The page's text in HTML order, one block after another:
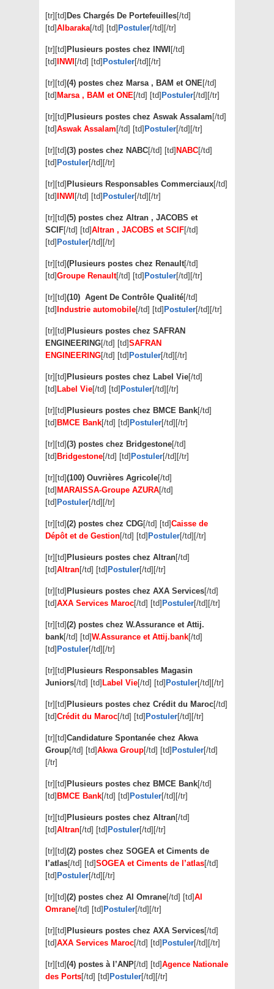
[tr][td] Des Chargés De Portefeuilles[/td]
[td]Albaraka[/td] [td] Postuler[/td][/tr]
[tr][td] Plusieurs postes chez INWI [/td]
[td] INWI [/td] [td] Postuler[/td][/tr]
[tr][td](4) postes chez Marsa , BAM et ONE[/td]
[td] Marsa , BAM et ONE[/td] [td] Postuler[/td][/tr]
[tr][td] Plusieurs postes chez Aswak Assalam [/td]
[td]Aswak Assalam [/td] [td] Postuler[/td][/tr]
[tr][td](3) postes chez NABC[/td] [td] NABC[/td]
[td] Postuler[/td][/tr]
[tr][td] Plusieurs Responsables Commerciaux[/td]
[td] INWI [/td] [td] Postuler[/td][/tr]
[tr][td](5) postes chez Altran , JACOBS et
SCIF[/td] [td]Altran , JACOBS et SCIF[/td]
[td] Postuler[/td][/tr]
[tr][td](Plusieurs postes chez Renault[/td]
[td]Groupe Renault[/td] [td] Postuler[/td][/tr]
[tr][td](10) Agent De Contrôle Qualité[/td]
[td] Industrie automobile[/td] [td] Postuler[/td][/tr]
[tr][td] Plusieurs postes chez SAFRAN
ENGINEERING[/td] [td]SAFRAN
ENGINEERING[/td] [td] Postuler[/td][/tr]
[tr][td] Plusieurs postes chez Label Vie[/td]
[td] Label Vie[/td] [td] Postuler[/td][/tr]
[tr][td] Plusieurs postes chez BMCE Bank[/td]
[td] BMCE Bank[/td] [td] Postuler[/td][/tr]
[tr][td](3) postes chez Bridgestone[/td]
[td] Bridgestone[/td] [td] Postuler[/td][/tr]
[tr][td](100) Ouvrières Agricole[/td]
[td] MARAISSA-Groupe AZURA[/td]
[td] Postuler[/td][/tr]
[tr][td](2) postes chez CDG[/td] [td]Caisse de
Dépôt et de Gestion[/td] [td] Postuler[/td][/tr]
[tr][td] Plusieurs postes chez Altran[/td]
[td]Altran[/td] [td] Postuler[/td][/tr]
[tr][td] Plusieurs postes chez AXA Services[/td]
[td]AXA Services Maroc[/td] [td] Postuler[/td][/tr]
[tr][td](2) postes chez W.Assurance et Attij.
bank[/td] [td]W.Assurance et Attij.bank[/td]
[td] Postuler[/td][/tr]
[tr][td] Plusieurs Responsables Magasin
Juniors[/td] [td] Label Vie[/td] [td] Postuler[/td][/tr]
[tr][td] Plusieurs postes chez Crédit du Maroc[/td]
[td]Crédit du Maroc[/td] [td] Postuler[/td][/tr]
[tr][td]Candidature Spontanée chez Akwa
Group[/td] [td]Akwa Group[/td] [td] Postuler[/td]
[/tr]
[tr][td] Plusieurs postes chez BMCE Bank[/td]
[td] BMCE Bank[/td] [td] Postuler[/td][/tr]
[tr][td] Plusieurs postes chez Altran[/td]
[td]Altran[/td] [td] Postuler[/td][/tr]
[tr][td](2) postes chez SOGEA et Ciments de
l’atlas[/td] [td]SOGEA et Ciments de l’atlas[/td]
[td] Postuler[/td][/tr]
[tr][td](2) postes chez Al Omrane[/td] [td]Al
Omrane[/td] [td] Postuler[/td][/tr]
[tr][td] Plusieurs postes chez AXA Services[/td]
[td]AXA Services Maroc[/td] [td] Postuler[/td][/tr]
[tr][td](4) postes à l’ANP[/td] [td]Agence Nationale
des Ports[/td] [td] Postuler[/td][/tr]